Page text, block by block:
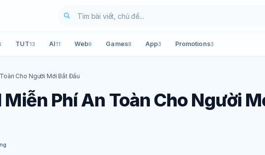
TUT13 AI11 Web9 Games8 App3 Promotions3
Cho Người Mới Bắt Đầu
Miễn Phí An Toàn Cho Người